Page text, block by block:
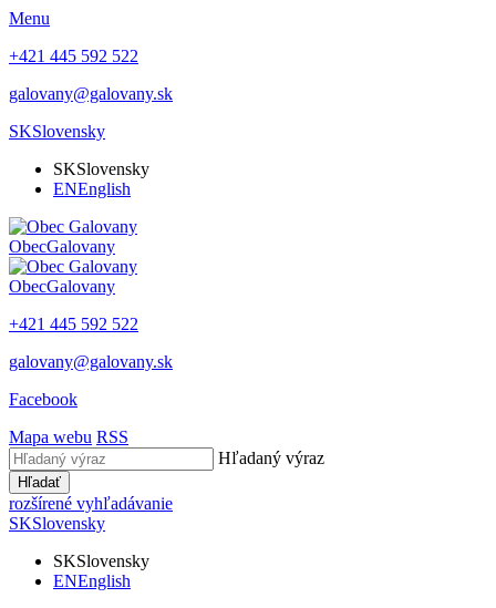
Menu
+421 445 592 522
galovany@galovany.sk
SKSlovensky
SKSlovensky
ENEnglish
ObecGalovany
ObecGalovany
+421 445 592 522
galovany@galovany.sk
Facebook
Mapa webu RSS
Hľadaný výraz
Hľadať
rozšírené vyhľadávanie
SKSlovensky
SKSlovensky
ENEnglish